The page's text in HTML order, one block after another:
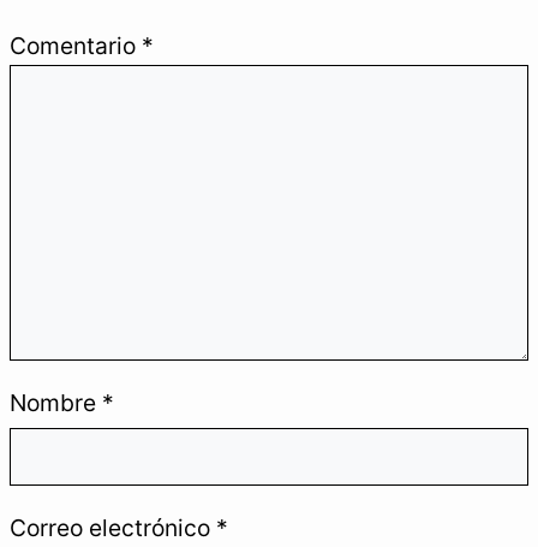
Comentario *
Nombre *
Correo electrónico *
Crear, probar y automatizar para